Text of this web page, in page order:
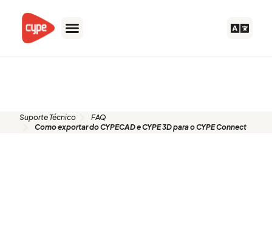
content
Suporte Técnico
FAQ
Como exportar do CYPECAD e CYPE 3D para o CYPE Connect